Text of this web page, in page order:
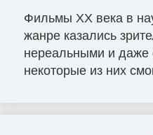
Фильмы ХХ века в
жанре казались
нереальными и
некоторые из них